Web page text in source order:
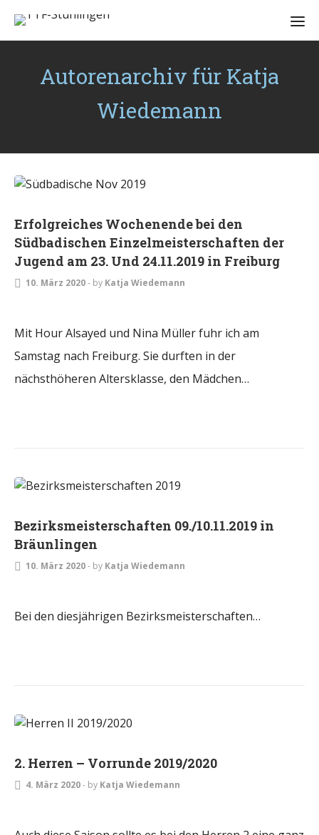
Autorenarchiv für Katja
Wiedemann
Erfolgreiches Wochenende bei den
Südbadischen Einzelmeisterschaften der
Jugend am 23. Und 24.11.2019 in Freiburg
10. März 2020- by Katja Wiedemann
Mit Hour Alsayed und Nina Müller fuhr ich am
Samstag nach Freiburg. Sie durften in der
nächsthöheren Altersklasse, den Mädchen…
Bezirksmeisterschaften 09./10.11.2019 in
Bräunlingen
10. März 2020- by Katja Wiedemann
Bei den diesjährigen Bezirksmeisterschaften…
2. Herren – Vorrunde 2019/2020
4. März 2020- by Katja Wiedemann